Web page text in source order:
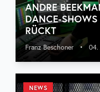
ANDRE
DANCE-
RÜCKT
Franz Beschoner • 04.
NEWS